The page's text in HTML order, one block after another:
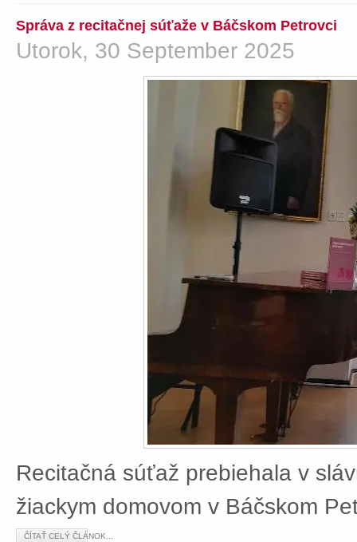
Správa z recitačnej súťaže v Báčskom Petrovci
Utorok, 30 September 2025
Recitačná súťaž prebiehala v
žiackym domovom v Báčskom
ČÍTAŤ CELÝ ČLÁNOK...